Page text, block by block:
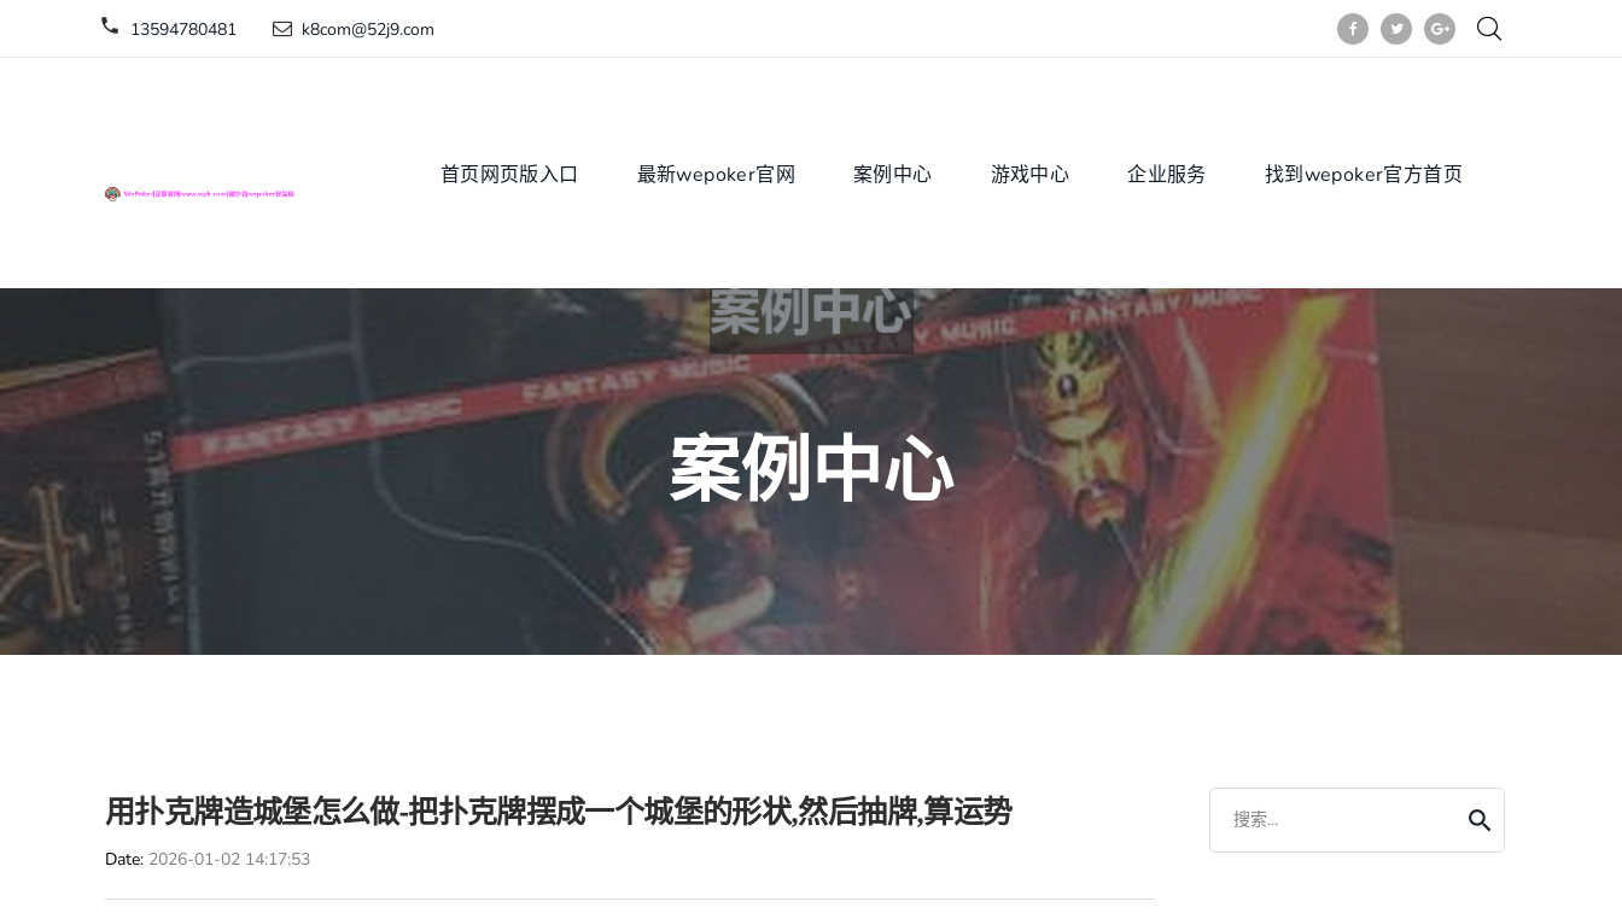
13594780481 k8com@52j9.com
首页网页版入口 最新wepoker官网 案例中心 游戏中心 企业服务 找到wepoker官方首页
案例中心
用扑克牌造城堡怎么做-把扑克牌摆成一个城堡的形状,然后抽牌,算运势
Date 2026-01-02 14:17:53
搜索...